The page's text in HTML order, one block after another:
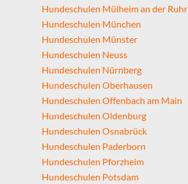
Hundeschulen Mülheim an der Ruhr
Hundeschulen München
Hundeschulen Münster
Hundeschulen Neuss
Hundeschulen Nürnberg
Hundeschulen Oberhausen
Hundeschulen Offenbach am Main
Hundeschulen Oldenburg
Hundeschulen Osnabrück
Hundeschulen Paderborn
Hundeschulen Pforzheim
Hundeschulen Potsdam